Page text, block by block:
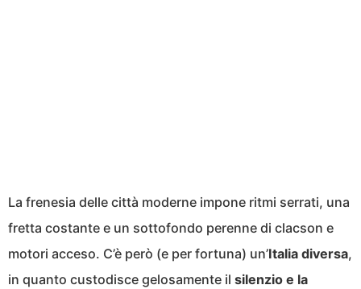
La frenesia delle città moderne impone ritmi serrati, una
fretta costante e un sottofondo perenne di clacson e
motori acceso. C’è però (e per fortuna) un’Italia diversa,
in quanto custodisce gelosamente il silenzio e la